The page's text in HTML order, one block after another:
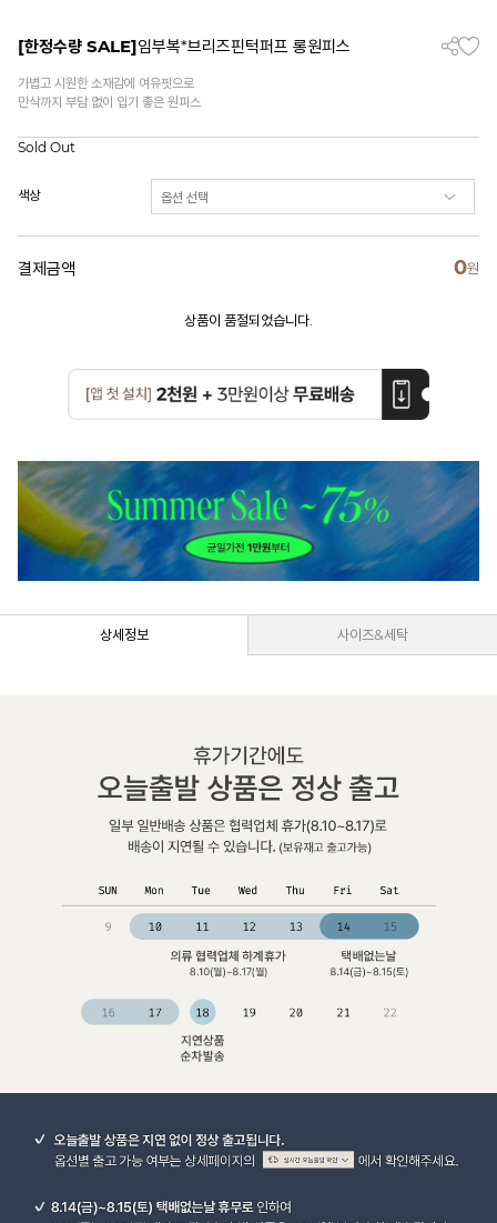
[한정수량 SALE]임부복*브리즈핀턱퍼프 롱원피스
가볍고 시원한 소재감에 여유핏으로
만삭까지 부담 없이 입기 좋은 원피스
Sold Out
색상
결제금액 0원
상품이 품절되었습니다.
상세정보 사이즈&세탁